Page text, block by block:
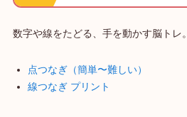
数字や線をたどる、手を動かす脳トレ。
点つなぎ（簡単〜難しい）
線つなぎ プリント